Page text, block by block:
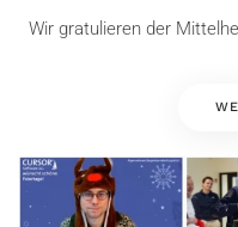
Wir gratulieren der